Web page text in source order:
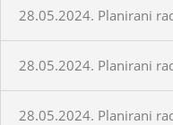
28.05.2024. Planirani
28.05.2024. Planirani
28.05.2024. Planirani